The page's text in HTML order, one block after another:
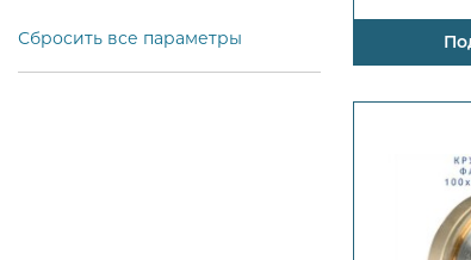
Сбросить все параметры